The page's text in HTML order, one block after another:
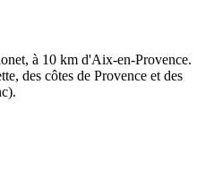
à 10 km d'Aix-en-Provence.
des côtes de Provence et des